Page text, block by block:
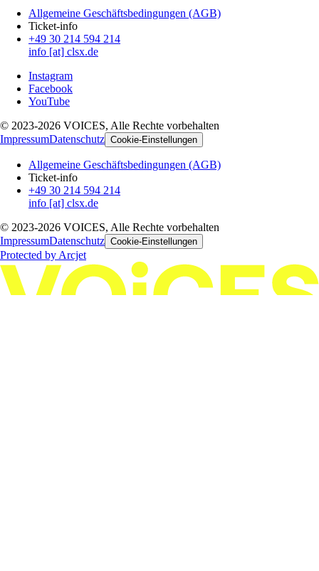
Allgemeine Geschäftsbedingungen (AGB)
Ticket-info
+49 30 214 594 214
info [at] clsx.de
Instagram
Facebook
YouTube
© 2023-2026 VOICES, Alle Rechte vorbehalten
ImpressumDatenschutz Cookie-Einstellungen
Allgemeine Geschäftsbedingungen (AGB)
Ticket-info
+49 30 214 594 214
info [at] clsx.de
© 2023-2026 VOICES, Alle Rechte vorbehalten
ImpressumDatenschutz Cookie-Einstellungen
Protected by Arcjet